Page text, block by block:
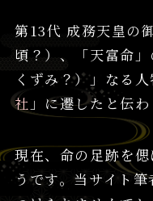
第13代 成務天皇の
頃？）、「天富命
くずみ？）」なる
社 」に遷したと伝わ
現在、命の足跡を
うです。当サイト